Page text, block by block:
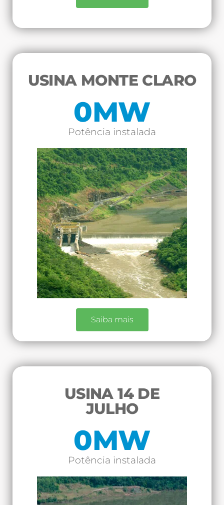
USINA MONTE CLARO
Potência instalada
0MW
Saiba mais
USINA 14 DE
JULHO
Potência instalada
0MW